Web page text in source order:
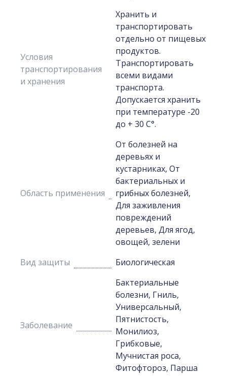
Условия
транспортирования
и хранения
Хранить и
транспортировать
отдельно от пищевых
продуктов.
Транспортировать
всеми видами
транспорта.
Допускается хранить
при температуре -20
до + 30 С°.
Область применения
От болезней на
деревьях и
кустарниках, От
бактериальных и
грибных болезней,
Для заживления
повреждений
деревьев, Для ягод,
овощей, зелени
Вид защиты
Биологическая
Заболевание
Бактериальные
болезни, Гниль,
Универсальный,
Пятнистость,
Монилиоз,
Грибковые,
Мучнистая роса,
Фитофтороз, Парша